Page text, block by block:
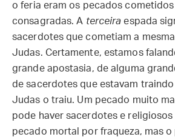
o feria eram os pecados
consagradas. A terceira espada
sacerdotes que cometiam a
Judas. Certamente, estamos
grande apostasia, de alguma
de sacerdotes que estavam
Judas o traiu. Um pecado muito
pode haver sacerdotes e religiosos
pecado mortal por fraqueza, mas